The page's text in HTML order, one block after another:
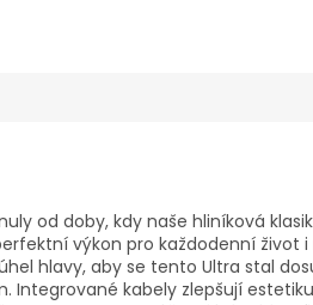
od doby, kdy naše hliníková
výkon pro každodenní život i
hlavy, aby se tento Ultra stal
Integrované kabely zlepšují